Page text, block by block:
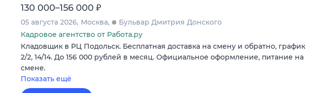
Технологии и тренды
Сберегаем вместе
Гороскопы
130 000–156 000 ₽
05 августа 2026 Москва
Бульвар Дмитрия Донского
Кадровое агентство от Работа.ру
Кладовщик в РЦ Подольск. Бесплатная доставка на смену и обратно, график
2/2, 14/14. До 156 000 рублей в месяц. Официальное оформление, питание на
смене.
Показать ещё